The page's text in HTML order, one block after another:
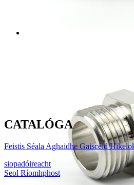
CATALÓGA
Feistis Séala Aghaidhe Gaiscéid
siopadóireacht
Seol Ríomhphost